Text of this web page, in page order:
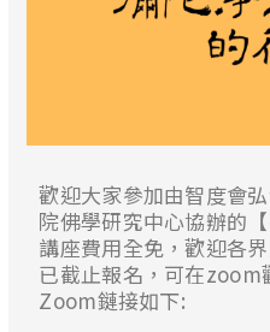
歡迎大家參加由智度會
院佛學研究中心協辦的
講座費用全免，歡迎各
已截止報名，可在zoom
Zoom鏈接如下: